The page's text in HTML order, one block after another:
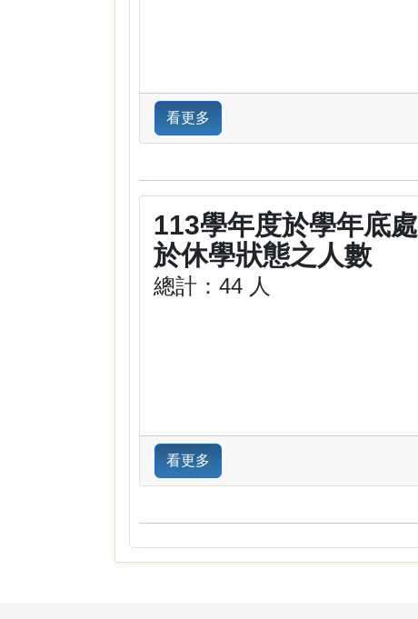
看更多
113學年度於學年底處
於休學狀態之人數
總計：44 人
看更多